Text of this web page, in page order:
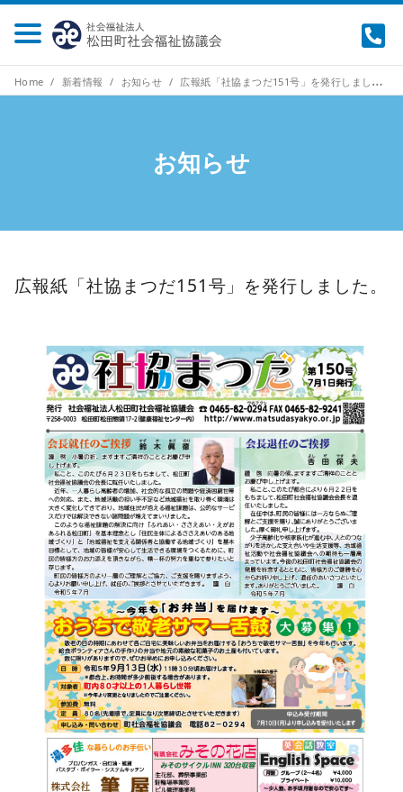
Home 新着情報 お知らせ 広報紙「社協まつだ151号」を発行しました。
お知らせ
広報紙「社協まつだ151号」を発行しました。